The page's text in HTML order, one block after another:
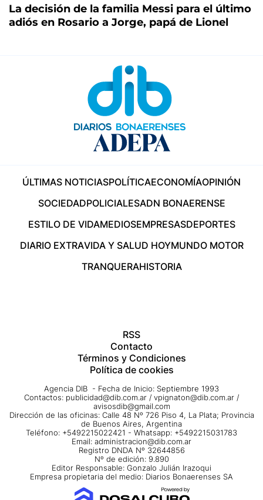
La decisión de la familia Messi para el último
adiós en Rosario a Jorge, papá de Lionel
ÚLTIMAS NOTICIASPOLÍTICAECONOMÍAOPINIÓN
SOCIEDADPOLICIALESADN BONAERENSE
ESTILO DE VIDAMEDIOSEMPRESASDEPORTES
DIARIO EXTRAVIDA Y SALUD HOYMUNDO MOTOR
TRANQUERAHISTORIA
RSS
Contacto
Términos y Condiciones
Política de cookies
Agencia DIB - Fecha de Inicio: Septiembre 1993
Contactos: publicidad@dib.com.ar / vpignaton@dib.com.ar /
avisosdib@gmail.com
Dirección de las oficinas: Calle 48 Nº 726 Piso 4, La Plata; Provincia
de Buenos Aires, Argentina
Teléfono: +5492215022421 - Whatsapp: +5492215031783
Email: administracion@dib.com.ar
Registro DNDA Nº 32644856
Nº de edición: 9.890
Editor Responsable: Gonzalo Julián Irazoqui
Empresa propietaria del medio: Diarios Bonaerenses SA